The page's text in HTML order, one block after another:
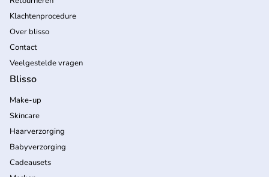
Klachtenprocedure
Over blisso
Contact
Veelgestelde vragen
Blisso
Make-up
Skincare
Haarverzorging
Babyverzorging
Cadeausets